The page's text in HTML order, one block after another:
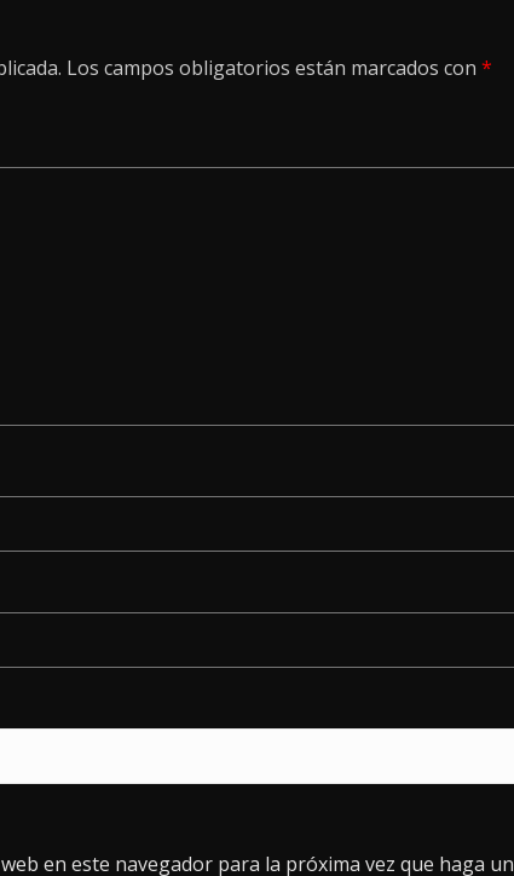
Los campos obligatorios están marcados con *
en este navegador para la próxima vez que haga un